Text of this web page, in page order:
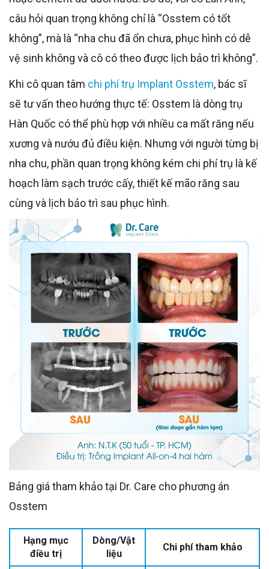
câu hỏi quan trọng không chỉ là “Osstem có tốt
không”, mà là “nha chu đã ổn chưa, phục hình có dễ
vệ sinh không và cô có theo được lịch bảo trì không”.
Khi cô quan tâm chi phí trụ Implant Osstem, bác sĩ
sẽ tư vấn theo hướng thực tế: Osstem là dòng trụ
Hàn Quốc có thể phù hợp với nhiều ca mất răng nếu
xương và nướu đủ điều kiện. Nhưng với người từng bị
nha chu, phần quan trọng không kém chi phí trụ là kế
hoạch làm sạch trước cấy, thiết kế mão răng sau
cùng và lịch bảo trì sau phục hình.
Bảng giá tham khảo tại Dr. Care cho phương án
Osstem
Hạng mục
điều trị
Dòng/Vật
liệu
Chi phí tham khảo